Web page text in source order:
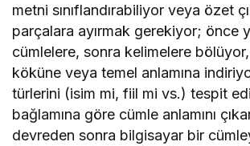
metni sınıflandırabiliyor veya özet
parçalara ayırmak gerekiyor; önce
cümlelere, sonra kelimelere
köküne veya temel anlamına
türlerini (isim mi, fiil mi vs.) tespit
bağlamına göre cümle anlamını
devreden sonra bilgisayar bir